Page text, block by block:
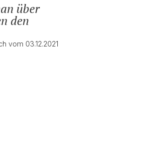
über
den
vom 03.12.2021